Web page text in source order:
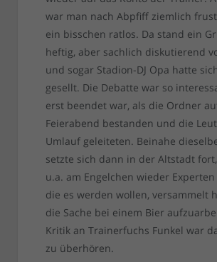
war man nach Abpfiff ziemlich
ein bisschen ratlos. Da stand ein
heftig, aber sachlich diskutierend
und sogar Stadion-DJ Opa hatte
gesellt. Die Debatte war so
erst beendet war, als die Ordner
Feierabend bestanden und die
Umlauf geleiteten. Beinahe
setzte sich dann in der Altstadt
u.a. am Engelchen wieder
die es werden wollen, versammelt
die Sache bei einem Bier
Kritik an Trainerfuchs Funkel war
zu überhören.